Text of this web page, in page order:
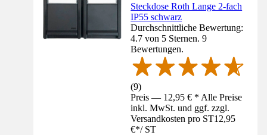
Steckdose Roth Lange 2-fach
IP55 schwarz
Durchschnittliche Bewertung:
4.7 von 5 Sternen. 9
Bewertungen.
(9)
Preis — 12,95 € * Alle Preise
inkl. MwSt. und ggf. zzgl.
Versandkosten pro ST12,95
€*/ ST